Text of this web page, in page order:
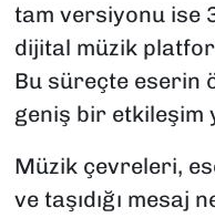
tam versiyonu ise
dijital müzik
Bu süreçte eserin
geniş bir etkileşim
Müzik çevreleri,
ve taşıdığı mesaj